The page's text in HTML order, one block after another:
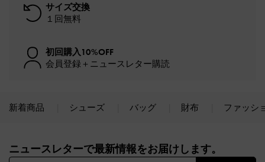
サイズ交換
１回無料
初回購入10%OFF
会員登録＋ニュースレター購読
新着商品 シューズ バッグ 財布 ファッシ
ニュースレターで最新情報をお届けします。​